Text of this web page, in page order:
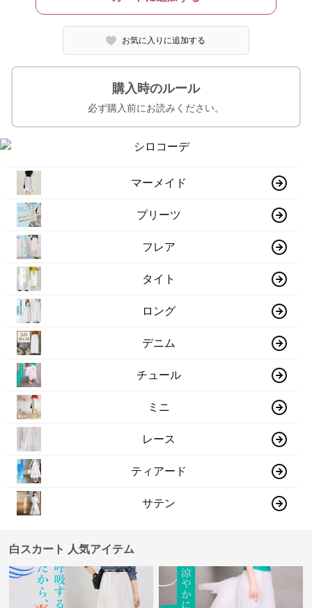
お気に入りに追加する
購入時のルール
必ず購入前にお読みください。
マーメイド
プリーツ
フレア
タイト
ロング
デニム
チュール
ミニ
レース
ティアード
サテン
白スカート 人気アイテム